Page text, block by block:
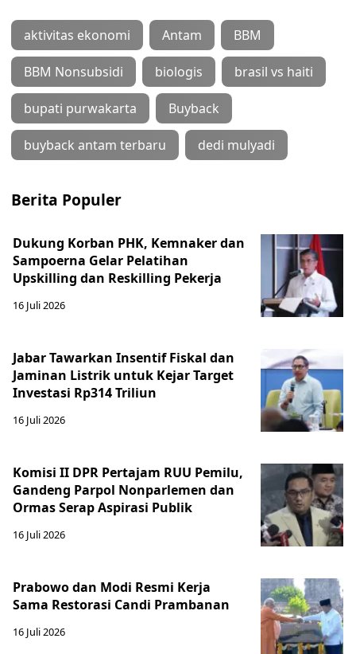
aktivitas ekonomi Antam BBM
BBM Nonsubsidi biologis brasil vs haiti
bupati purwakarta Buyback
buyback antam terbaru dedi mulyadi
Berita Populer
Dukung Korban PHK, Kemnaker dan
Sampoerna Gelar Pelatihan
Upskilling dan Reskilling Pekerja
16 Juli 2026
Jabar Tawarkan Insentif Fiskal dan
Jaminan Listrik untuk Kejar Target
Investasi Rp314 Triliun
16 Juli 2026
Komisi II DPR Pertajam RUU Pemilu,
Gandeng Parpol Nonparlemen dan
Ormas Serap Aspirasi Publik
16 Juli 2026
Prabowo dan Modi Resmi Kerja
Sama Restorasi Candi Prambanan
16 Juli 2026